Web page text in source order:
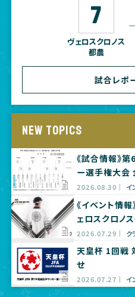
7
ヴェロスクロノス
都農
試合レポ
NEW TOPICS
《試合情報》
ー選手権大会
2026.08.30 イ
《イベント情
ェロスクロノ
プ出店のお知
2026.07.29 ク
天皇杯 1回戦
せ
2026.07.27 イ